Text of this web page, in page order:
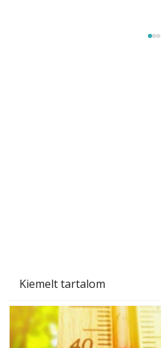
Kiemelt tartalom